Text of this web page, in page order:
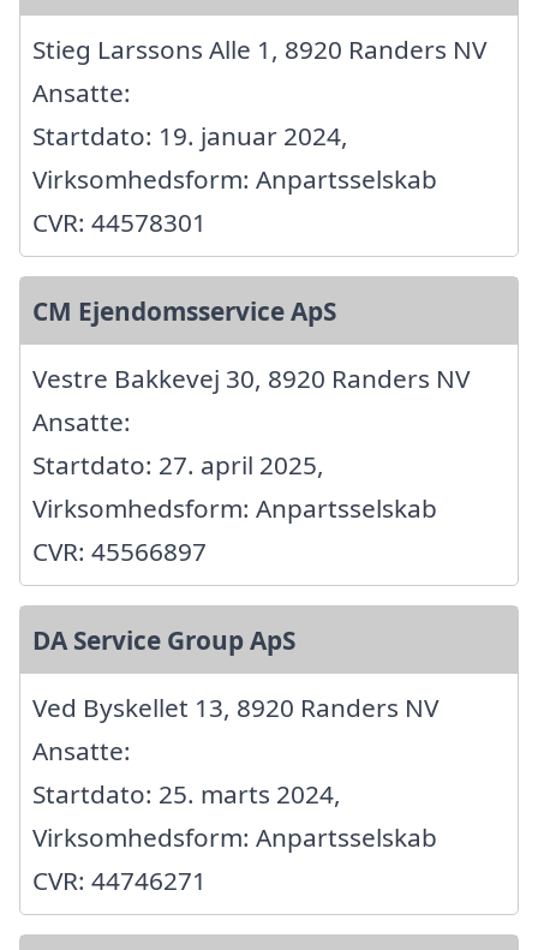
Stieg Larssons Alle 1, 8920 Randers NV
Ansatte:
Startdato: 19. januar 2024,
Virksomhedsform: Anpartsselskab
CVR: 44578301
CM Ejendomsservice ApS
Vestre Bakkevej 30, 8920 Randers NV
Ansatte:
Startdato: 27. april 2025,
Virksomhedsform: Anpartsselskab
CVR: 45566897
DA Service Group ApS
Ved Byskellet 13, 8920 Randers NV
Ansatte:
Startdato: 25. marts 2024,
Virksomhedsform: Anpartsselskab
CVR: 44746271